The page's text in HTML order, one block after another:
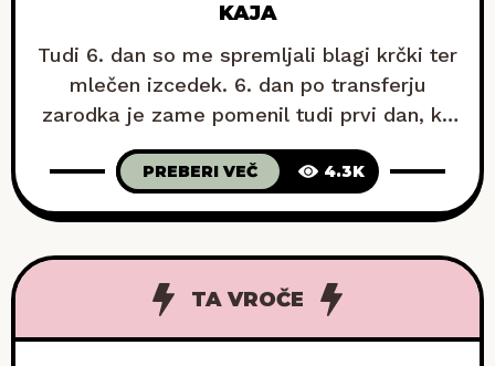
KAJA
Tudi 6. dan so me spremljali blagi krčki ter
mlečen izcedek. 6. dan po transferju
zarodka je zame pomenil tudi prvi dan, ko
sem lahko opravila nosečniški test za
zgodnje odkrivanje nosečnosti, in čeprav
sem se po prvem transferju temu uspešno
ni pustila spati. Opravila sem test, ki
nosečnost
PREBERI VEČ 4.3K
TA VROČE